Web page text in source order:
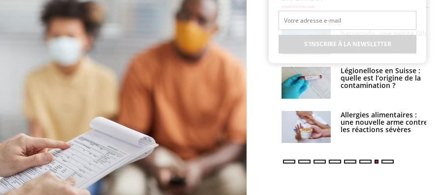
Grossesse et chaleur : ce
que dit la science
Le smartphone nuit-il à
l'apprentissage de la
Mordue par une tique en
vacances, elle reste dans
le coma pendant 42 jours
barracuda, une petite fille
secourue grâce à un
réflexe essentiel
Légionellose en Suisse :
quelle est l’origine de la
contamination ?
Allergies alimentaires :
une nouvelle arme contre
les réactions sévères
sommeil des enfants en
vacances ?
Bilan prévention : ce que
les kinés pourront
bientôt faire
TDAH : quel est ce
traitement autorisé aux
États-Unis ?
S'INSCRIRE À LA NEWSLETTER